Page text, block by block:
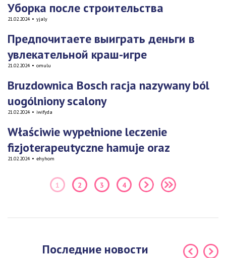
Уборка после строительства
21.02.2024 • yjaly
Предпочитаете выиграть деньги в
увлекательной краш-игре
21.02.2024 • omulu
Bruzdownica Bosch racja nazywany ból
uogólniony scalony
21.02.2024 • iwifyda
Właściwie wypełnione leczenie
fizjoterapeutyczne hamuje oraz
21.02.2024 • ehyhom
1 2 3 4
Последние новости